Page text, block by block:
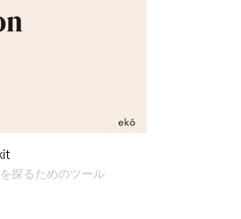
探るためのツール